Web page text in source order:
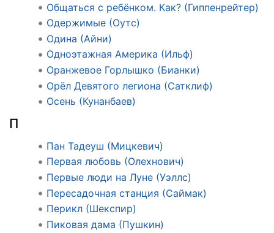
Общаться с ребёнком. Как? (Гиппенрейтер)
Одержимые (Оутс)
Одина (Айни)
Одноэтажная Америка (Ильф)
Оранжевое Горлышко (Бианки)
Орёл Девятого легиона (Сатклиф)
Осень (Кунанбаев)
П
Пан Тадеуш (Мицкевич)
Первая любовь (Олехнович)
Первые люди на Луне (Уэллс)
Пересадочная станция (Саймак)
Перикл (Шекспир)
Пиковая дама (Пушкин)